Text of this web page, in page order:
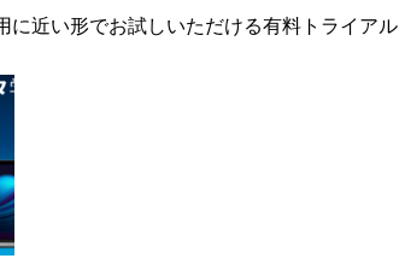
に近い形でお試しいただける有料トライア